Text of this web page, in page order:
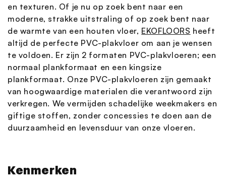
en texturen. Of je nu op zoek bent naar een
moderne, strakke uitstraling of op zoek bent naar
de warmte van een houten vloer, EKOFLOORS heeft
altijd de perfecte PVC-plakvloer om aan je wensen
te voldoen. Er zijn 2 formaten PVC-plakvloeren; een
normaal plankformaat en een kingsize
plankformaat. Onze PVC-plakvloeren zijn gemaakt
van hoogwaardige materialen die verantwoord zijn
verkregen. We vermijden schadelijke weekmakers en
giftige stoffen, zonder concessies te doen aan de
duurzaamheid en levensduur van onze vloeren.
Kenmerken